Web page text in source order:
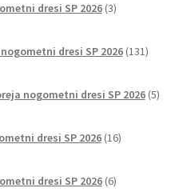
dresi SP 2026 3izdelki
dresi SP 2026 131
nogometni dresi SP 2026 5
dresi SP 2026 16izdelkov
dresi SP 2026 6izdelkov